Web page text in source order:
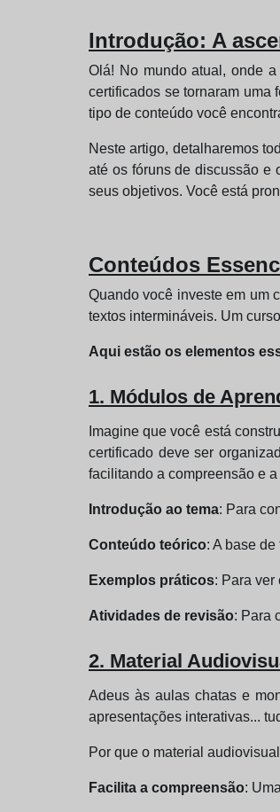
Introdução: A
Olá! No mundo atual, onde
certificados se tornaram uma
tipo de conteúdo você
Neste artigo, detalharemos
até os fóruns de discussão e
seus objetivos. Você está
Conteúdos
Quando você investe em um
textos intermináveis. Um
Aqui estão os elementos
1. Módulos de
Imagine que você está
certificado deve ser
facilitando a compreensão e
Introdução ao tema: Para
Conteúdo teórico: A base
Exemplos práticos: Para ver
Atividades de revisão: Para
2. Material
Adeus às aulas chatas e
apresentações interativas...
Por que o material
Facilita a compreensão: